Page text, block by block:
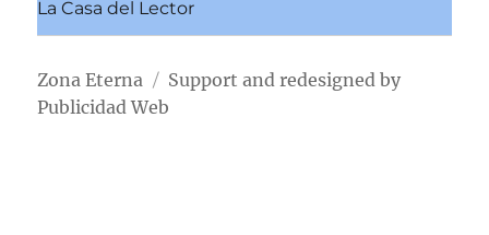
La Casa del Lector
Zona Eterna
Support and redesigned by
Publicidad Web